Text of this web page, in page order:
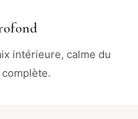
intérieure, calme du